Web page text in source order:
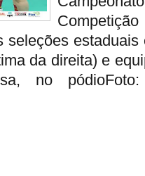
seleções
da direita) e
no pódioFoto: